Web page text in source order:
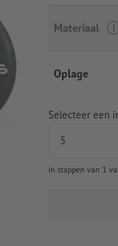
Materiaal
Oplage
Selecteer een
in stappen van 1